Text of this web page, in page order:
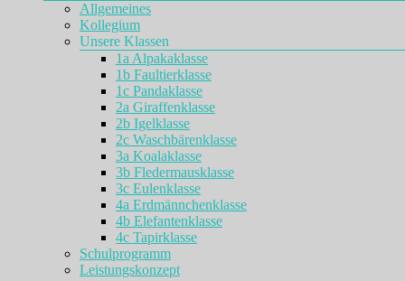
Allgemeines
Kollegium
Unsere Klassen
1a Alpakaklasse
1b Faultierklasse
1c Pandaklasse
2a Giraffenklasse
2b Igelklasse
2c Waschbärenklasse
3a Koalaklasse
3b Fledermausklasse
3c Eulenklasse
4a Erdmännchenklasse
4b Elefantenklasse
4c Tapirklasse
Schulprogramm
Leistungskonzept